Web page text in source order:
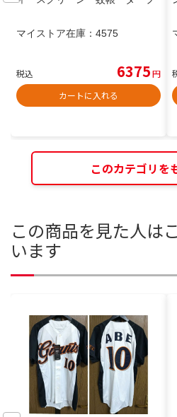
マイストア在庫： 4575
税込 6375円
カートに入れる
このカテゴリを
この商品を見た人は
います